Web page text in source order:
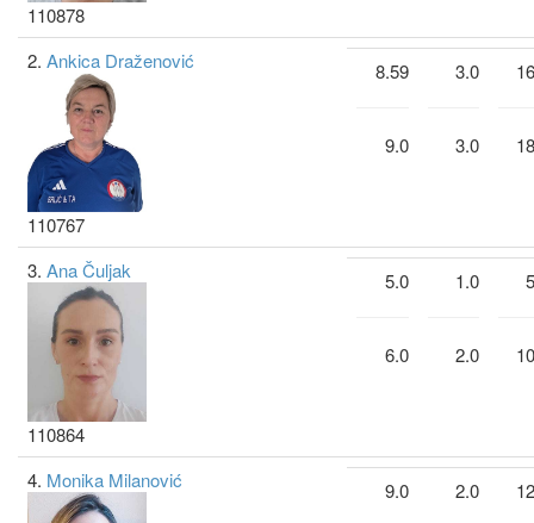
110878
2. Ankica Draženović
110767
8.59
9.0
3.0
3.0
3. Ana Čuljak
110864
5.0
6.0
1.0
2.0
4. Monika Milanović 9.0 2.0